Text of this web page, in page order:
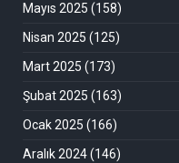
Mayıs 2025 (158)
Nisan 2025 (125)
Mart 2025 (173)
Şubat 2025 (163)
Ocak 2025 (166)
Aralık 2024(146)